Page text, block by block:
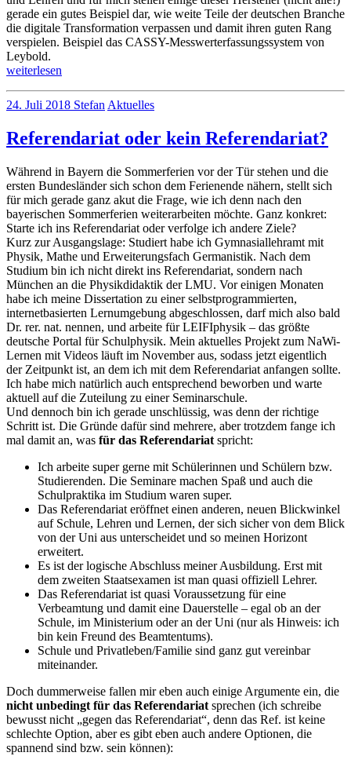
gerade ein gutes Beispiel dar, wie weite Teile der deutschen Branche
die digitale Transformation verpassen und damit ihren guten Rang
verspielen. Beispiel das CASSY-Messwerterfassungssystem von
Leybold.
„Deutsche
und
Digitale
weiterlesen
no
comments
Deutsche
und
Digitale
Transformation
24. Juli 2018 Stefan Aktuelles
Referendariat oder kein Referendariat?
Während in Bayern die Sommerferien vor der Tür stehen und die
ersten Bundesländer sich schon dem Ferienende nähern, stellt sich
für mich gerade ganz akut die Frage, wie ich denn nach den
bayerischen Sommerferien weiterarbeiten möchte. Ganz konkret:
Starte ich ins Referendariat oder verfolge ich andere Ziele?
Kurz zur Ausgangslage: Studiert habe ich Gymnasiallehramt mit
Physik, Mathe und Erweiterungsfach Germanistik. Nach dem
Studium bin ich nicht direkt ins Referendariat, sondern nach
München an die Physikdidaktik der LMU. Vor einigen Monaten
habe ich meine Dissertation zu einer selbstprogrammierten,
internetbasierten Lernumgebung abgeschlossen, darf mich also bald
Dr. rer. nat. nennen, und arbeite für LEIFIphysik – das größte
deutsche Portal für Schulphysik. Mein aktuelles Projekt zum NaWi-
Lernen mit Videos läuft im November aus, sodass jetzt eigentlich
der Zeitpunkt ist, an dem ich mit dem Referendariat anfangen sollte.
Ich habe mich natürlich auch entsprechend beworben und warte
aktuell auf die Zuteilung zu einer Seminarschule.
Und dennoch bin ich gerade unschlüssig, was denn der richtige
Schritt ist. Die Gründe dafür sind mehrere, aber trotzdem fange ich
mal damit an, was für das Referendariat spricht:
Ich arbeite super gerne mit Schülerinnen und Schülern bzw.
Studierenden. Die Seminare machen Spaß und auch die
Schulpraktika im Studium waren super.
Das Referendariat eröffnet einen anderen, neuen Blickwinkel
auf Schule, Lehren und Lernen, der sich sicher von dem Blick
von der Uni aus unterscheidet und so meinen Horizont
erweitert.
Es ist der logische Abschluss meiner Ausbildung. Erst mit
dem zweiten Staatsexamen ist man quasi offiziell Lehrer.
Das Referendariat ist quasi Voraussetzung für eine
Verbeamtung und damit eine Dauerstelle – egal ob an der
Schule, im Ministerium oder an der Uni (nur als Hinweis: ich
bin kein Freund des Beamtentums).
Schule und Privatleben/Familie sind ganz gut vereinbar
miteinander.
Doch dummerweise fallen mir eben auch einige Argumente ein, die
nicht unbedingt für das Referendariat sprechen (ich schreibe
bewusst nicht „gegen das Referendariat“, denn das Ref. ist keine
schlechte Option, aber es gibt eben auch andere Optionen, die
spannend sind bzw. sein können):